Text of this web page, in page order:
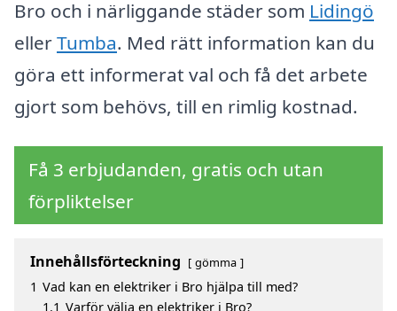
Bro och i närliggande städer som Lidingö
ellerTumba. Med rätt information kan du
göra ett informerat val och få det arbete
gjort som behövs, till en rimlig kostnad.
Få 3 erbjudanden, gratis och utan
förpliktelser
Innehållsförteckning gömma
1 Vad kan en elektriker i Bro hjälpa till med?
1.1 Varför välja en elektriker i Bro?